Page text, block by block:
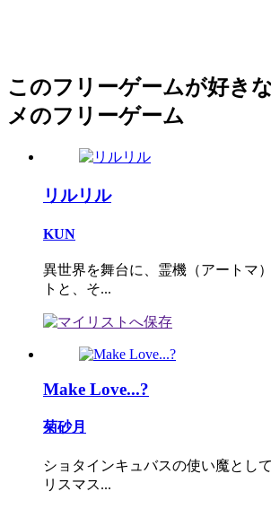
このフリーゲームが好き
メのフリーゲーム
リルリル
KUN
異世界を舞台に、霊機（アートマ
トと、そ...
Make Love...?
菊砂月
ショタインキュバスの使い魔とし
リスマス...